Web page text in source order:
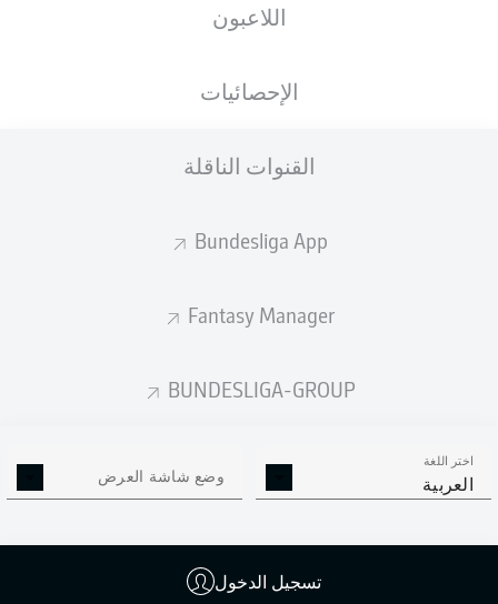
اللاعبون
الإحصائيات
القنوات الناقلة
Bundesliga App
Fantasy Manager
BUNDESLIGA-GROUP
اختر اللغة
العربية وضع شاشة العرض
تسجيل الدخول
05.05.1999
إحصائيات موسم 2020/2021
الأهداف صناعة الأهداف ركلات الجزاء
ركلات الجزاء